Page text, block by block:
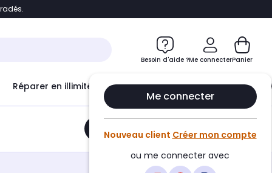
Accéder directement au chatbot
Besoin d'aide ?Me connecter
Me connecter
Nouveau client Créer mon compte
ou me connecter avec
Panier
Réparer en illimité avec Le Club Infinity
Ajouter au panier